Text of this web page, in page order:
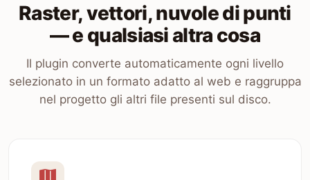
Raster, vettori, nuvole di punti
— e qualsiasi altra cosa
Il plugin converte automaticamente ogni livello
selezionato in un formato adatto al web e raggruppa
nel progetto gli altri file presenti sul disco.